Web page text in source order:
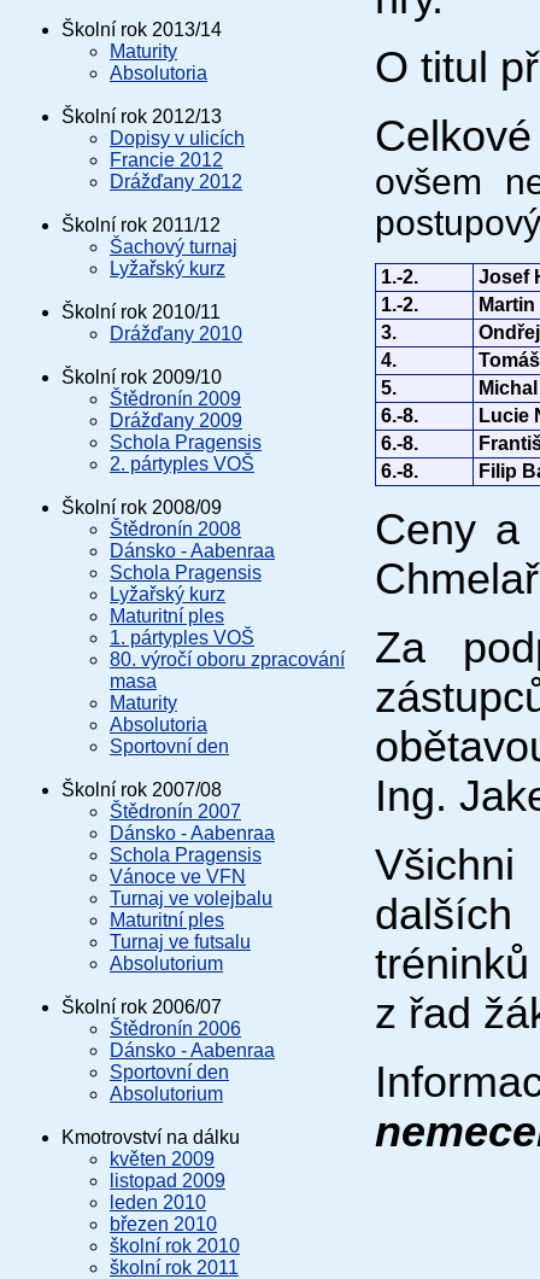
Školní rok 2013/14
Maturity
Absolutoria
Školní rok 2012/13
Dopisy v ulicích
Francie 2012
Drážďany 2012
Školní rok 2011/12
Šachový turnaj
Lyžařský kurz
Školní rok 2010/11
Drážďany 2010
Školní rok 2009/10
Štědronín 2009
Drážďany 2009
Schola Pragensis
2. pártyples VOŠ
Školní rok 2008/09
Štědronín 2008
Dánsko - Aabenraa
Schola Pragensis
Lyžařský kurz
Maturitní ples
1. pártyples VOŠ
80. výročí oboru zpracování
masa
Maturity
Absolutoria
Sportovní den
Školní rok 2007/08
Štědronín 2007
Dánsko - Aabenraa
Schola Pragensis
Vánoce ve VFN
Turnaj ve volejbalu
Maturitní ples
Turnaj ve futsalu
Absolutorium
Školní rok 2006/07
Štědronín 2006
Dánsko - Aabenraa
Sportovní den
Absolutorium
Kmotrovství na dálku
květen 2009
listopad 2009
leden 2010
březen 2010
školní rok 2010
školní rok 2011
O titul
ovšem
1.-2.
Josef
1.-2.
3.
4.
5.
6.-8.
Lucie
6.-8.
6.-8.
Filip
Ceny a
Za
Ing.
Všichni
z řad